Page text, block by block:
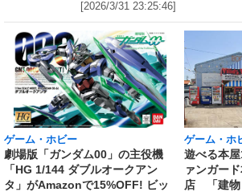
[2026/3/31 23:25:46]
ゲーム・ホビー
劇場版「ガンダム00」の主役機
「HG 1/144 ダブルオークアン
タ」がAmazonで15%OFF! ビッ
ゲーム・ホ
遊べる本
ァンガー
店 「建物